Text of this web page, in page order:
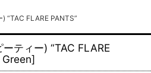
“TAC FLARE PANTS”
ティー) “TAC FLARE
]